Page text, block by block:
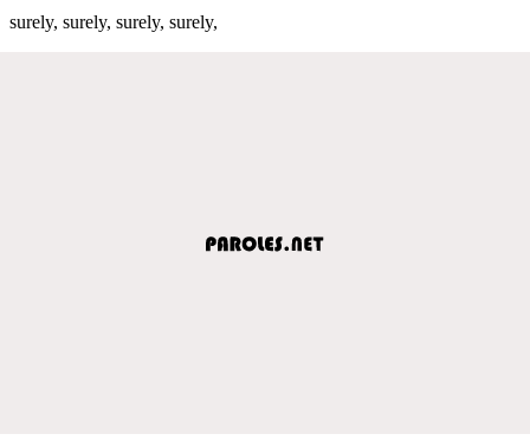
surely, surely, surely, surely,